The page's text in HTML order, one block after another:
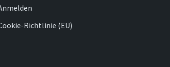
Richtlinie (EU)